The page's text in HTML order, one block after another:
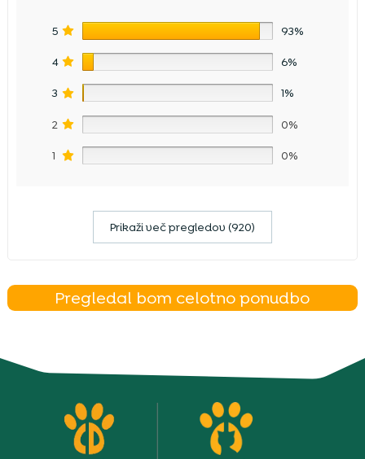
5 93%
4 6%
3 1%
2 0%
1 0%
Prikaži več pregledov (920)
Pregledal bom celotno ponudbo